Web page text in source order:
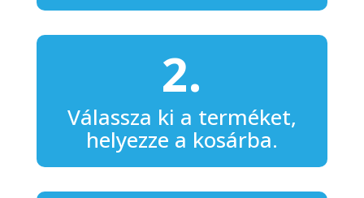
2.
Válassza ki a terméket,
helyezze a kosárba.